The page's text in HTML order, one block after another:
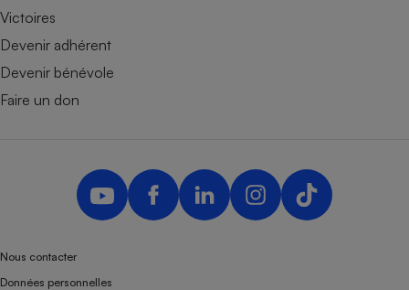
Victoires
Devenir adhérent
Devenir bénévole
Faire un don
Nous contacter
Données personnelles